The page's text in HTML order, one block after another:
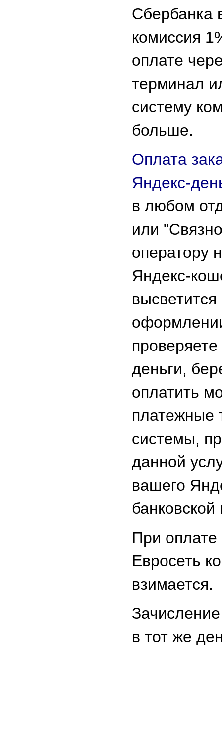
Сбербанка
комиссия
оплате
терминал
систему
больше.
Оплата
Яндекс-
в любом
или
оператору
Яндекс-
проверяете
деньги,
оплатить
платежные
системы,
данной
вашего
банковской
При оплате
Евросеть
взимается.
в тот же